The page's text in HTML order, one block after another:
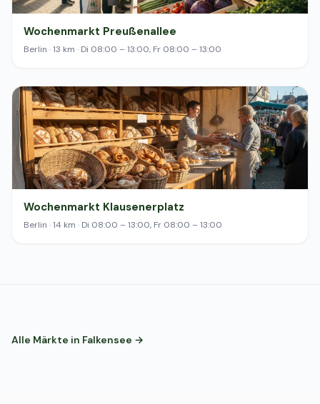
Wochenmarkt Preußenallee
Berlin · 13 km · Di 08:00 – 13:00, Fr 08:00 – 13:00
Wochenmarkt Klausenerplatz
Berlin · 14 km · Di 08:00 – 13:00, Fr 08:00 – 13:00
Alle Märkte in Falkensee →